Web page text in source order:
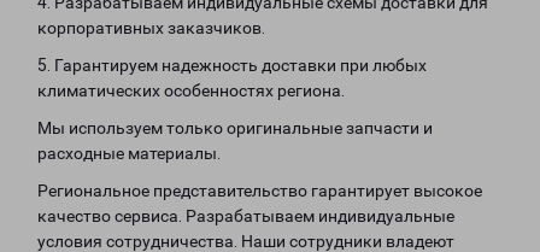
корпоративных заказчиков.
5. Гарантируем надежность доставки при любых
климатических особенностях региона.
Мы используем только оригинальные запчасти и
расходные материалы.
Региональное представительство гарантирует высокое
качество сервиса. Разрабатываем индивидуальные
условия сотрудничества. Наши сотрудники владеют